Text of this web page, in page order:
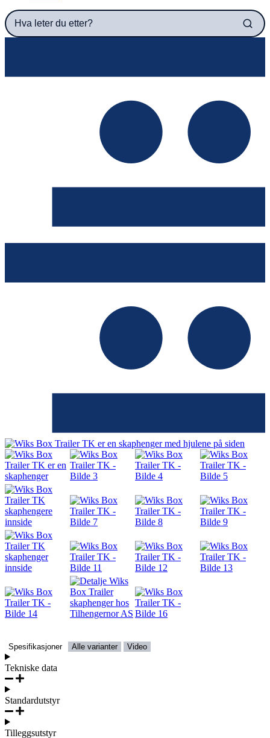
Hva leter du etter?
Spesifikasjoner Alle varianter Video
Tekniske data
Standardutstyr
Tilleggsutstyr